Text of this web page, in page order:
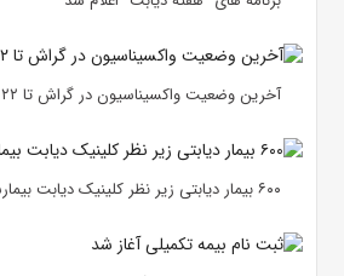
آخرین وضعیت واکسیناسیون در گراش تا ۲۲ آبان ۱۴۰۰
۶۰۰ بیمار دیابتی زیر نظر کلینیک دیابت بیمارستان هستند